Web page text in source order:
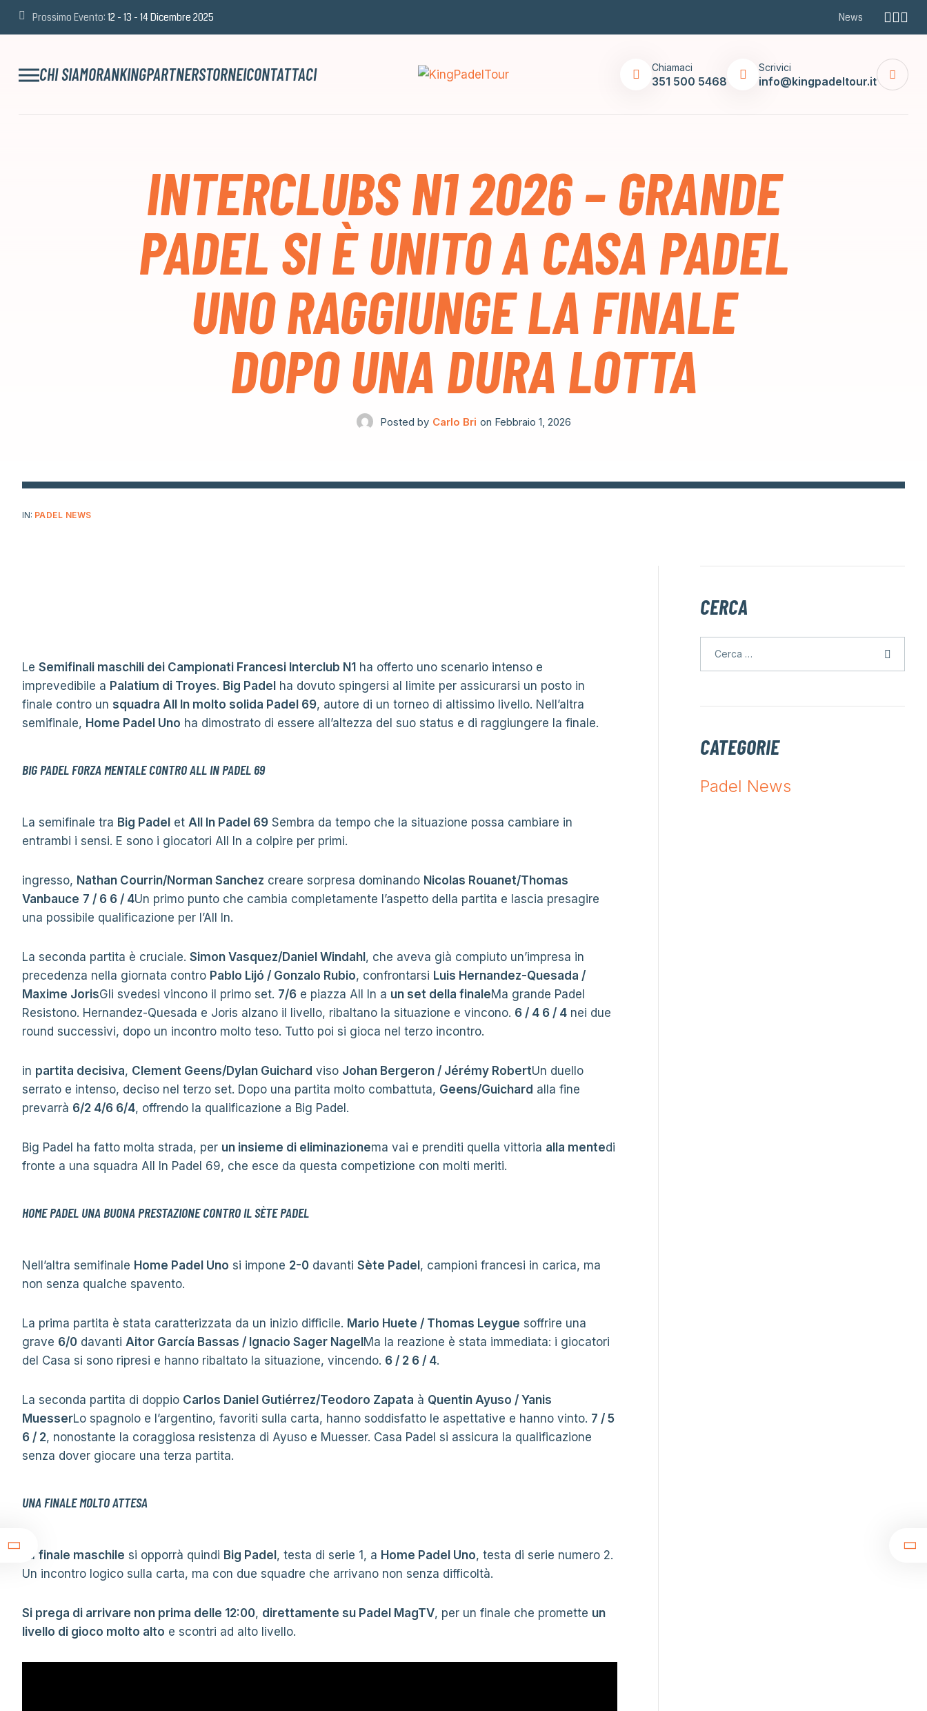
Prossimo Evento: 12 - 13 - 14 Dicembre 2025 News
CHI SIAMORANKINGPARTNERSTORNEICONTATTACI Chiamaci
351 500 5468
Scrivici
info@kingpadeltour.it
INTERCLUBS N1 2026 – GRANDE
PADEL SI È UNITO A CASA PADEL
UNO RAGGIUNGE LA FINALE
DOPO UNA DURA LOTTA
Posted by Carlo Bri on Febbraio 1, 2026
IN: PADEL NEWS
Le Semifinali maschili dei Campionati Francesi Interclub N1 ha offerto uno scenario intenso e
imprevedibile a Palatium di Troyes. Big Padel ha dovuto spingersi al limite per assicurarsi un posto in
finale contro un squadra All In molto solida Padel 69, autore di un torneo di altissimo livello. Nell’altra
semifinale, Home Padel Uno ha dimostrato di essere all’altezza del suo status e di raggiungere la finale.
BIG PADEL FORZA MENTALE CONTRO ALL IN PADEL 69
La semifinale tra Big Padel et All In Padel 69 Sembra da tempo che la situazione possa cambiare in
entrambi i sensi. E sono i giocatori All In a colpire per primi.
ingresso, Nathan Courrin/Norman Sanchez creare sorpresa dominando Nicolas Rouanet/Thomas
Vanbauce 7 / 6 6 / 4Un primo punto che cambia completamente l’aspetto della partita e lascia presagire
una possibile qualificazione per l’All In.
La seconda partita è cruciale. Simon Vasquez/Daniel Windahl , che aveva già compiuto un’impresa in
precedenza nella giornata contro Pablo Lijó / Gonzalo Rubio, confrontarsi Luis Hernandez-Quesada /
Maxime JorisGli svedesi vincono il primo set. 7/6 e piazza All In a un set della finaleMa grande Padel
Resistono. Hernandez-Quesada e Joris alzano il livello, ribaltano la situazione e vincono. 6 / 4 6 / 4 nei due
round successivi, dopo un incontro molto teso. Tutto poi si gioca nel terzo incontro.
in partita decisiva, Clement Geens/Dylan Guichard viso Johan Bergeron / Jérémy RobertUn duello
serrato e intenso, deciso nel terzo set. Dopo una partita molto combattuta, Geens/Guichard alla fine
prevarrà 6/2 4/6 6/4, offrendo la qualificazione a Big Padel.
Big Padel ha fatto molta strada, per un insieme di eliminazionema vai e prenditi quella vittoria alla mentedi
fronte a una squadra All In Padel 69, che esce da questa competizione con molti meriti.
HOME PADEL UNA BUONA PRESTAZIONE CONTRO IL SÈTE PADEL
Nell’altra semifinale Home Padel Uno si impone 2-0 davanti Sète Padel , campioni francesi in carica, ma
non senza qualche spavento.
La prima partita è stata caratterizzata da un inizio difficile. Mario Huete / Thomas Leygue soffrire una
grave 6/0 davanti Aitor García Bassas / Ignacio Sager Nagel Ma la reazione è stata immediata: i giocatori
del Casa si sono ripresi e hanno ribaltato la situazione, vincendo. 6 / 2 6 / 4.
La seconda partita di doppio Carlos Daniel Gutiérrez/Teodoro Zapata à Quentin Ayuso / Yanis
MuesserLo spagnolo e l’argentino, favoriti sulla carta, hanno soddisfatto le aspettative e hanno vinto. 7 / 5
6 / 2, nonostante la coraggiosa resistenza di Ayuso e Muesser. Casa Padel si assicura la qualificazione
senza dover giocare una terza partita.
UNA FINALE MOLTO ATTESA
La finale maschile si opporrà quindi Big Padel , testa di serie 1, a Home Padel Uno, testa di serie numero 2.
Un incontro logico sulla carta, ma con due squadre che arrivano non senza difficoltà.
Si prega di arrivare non prima delle 12:00, direttamente su Padel MagTV, per un finale che promette un
livello di gioco molto alto e scontri ad alto livello.
CERCA
CATEGORIE
Padel News